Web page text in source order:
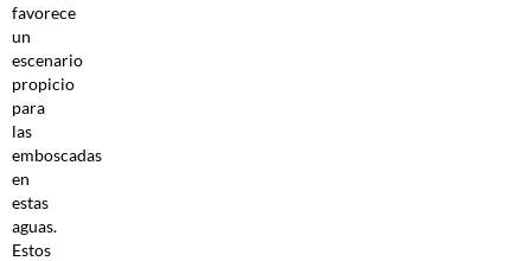
favorece
un
escenario
propicio
para
las
emboscadas
en
estas
aguas.
Estos